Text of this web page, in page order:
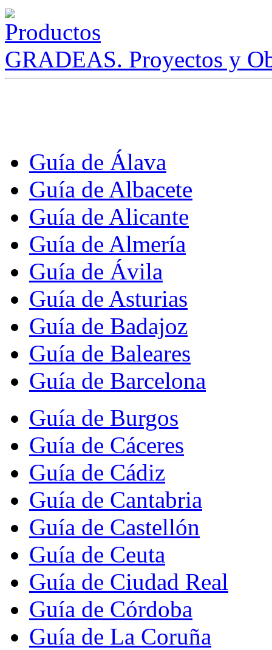
GRADEAS. Proyectos y
Guía de Álava
Guía de Albacete
Guía de Alicante
Guía de Almería
Guía de Ávila
Guía de Asturias
Guía de Badajoz
Guía de Baleares
Guía de Barcelona
Guía de Burgos
Guía de Cáceres
Guía de Cádiz
Guía de Cantabria
Guía de Castellón
Guía de Ceuta
Guía de Ciudad Real
Guía de Córdoba
Guía de La Coruña